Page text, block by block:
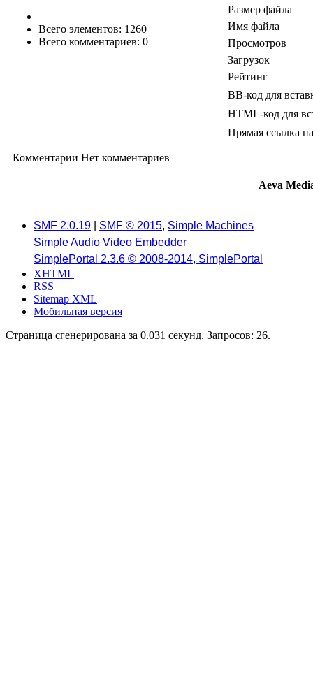
Всего элементов: 1260
Всего комментариев: 0
Размер файла
Имя файла
Просмотров
Загрузок
Рейтинг
BB-код для
HTML-код для
Прямая ссылка
Комментарии Нет комментариев
Aeva
SMF 2.0.19 SMF © 2015, Simple Machines
Simple Audio Video Embedder
SimplePortal 2.3.6 © 2008-2014, SimplePortal
XHTML
RSS
Sitemap XML
Мобильная версия
Страница сгенерирована за 0.031 секунд. Запросов: 26.